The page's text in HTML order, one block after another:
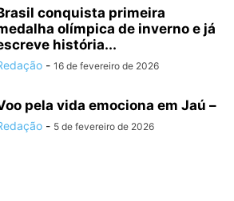
conquista primeira
olímpica de inverno e já
história...
- 16 de fevereiro de 2026
pela vida emociona em Jaú –
- 5 de fevereiro de 2026